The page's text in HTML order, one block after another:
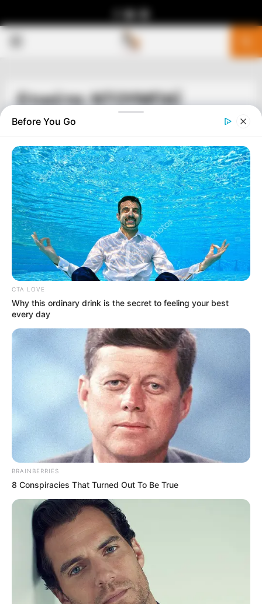
Ετικέτα: ΝΤΟΥΜΠΑΪ
ΑΠΟΨΕΙΣ
Όταν ο εξευτελισμός ντύνεται με φίλτρα
και παρουσιάζεται ως επιτυχία, η
κοινωνία διαλύεται.
Όταν ο εξευτελισμός ντύνεται με φίλτρα και παρουσιάζεται
ως επιτυχία, η κοινωνία διαλύεται… Ελληνίδες influencer
στα “πάρτι της ντροπής” στο Ντουμπάι . Η κοινωνία μας...
ΚΟΙΝΩΝΙΚΑ ΔΙΚΤΥΑ
FACEBOOK
YOUTUBE
EMAIL
Before You Go
CTA LOVE
Why this ordinary drink is the secret to feeling your best
every day
BRAINBERRIES
8 Conspiracies That Turned Out To Be True